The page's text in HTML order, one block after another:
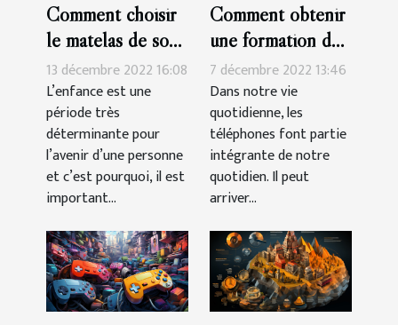
Comment choisir
le matelas de son
enfant?
13 décembre 2022 16:08
L’enfance est une
période très
déterminante pour
l’avenir d’une personne
et c’est pourquoi, il est
important...
Comment obtenir
une formation de
réparation de
smartphone à
Montpelier ?
7 décembre 2022 13:46
Dans notre vie
quotidienne, les
téléphones font partie
intégrante de notre
quotidien. Il peut
arriver...